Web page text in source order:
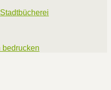
bedrucken